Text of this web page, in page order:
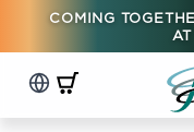
COMING